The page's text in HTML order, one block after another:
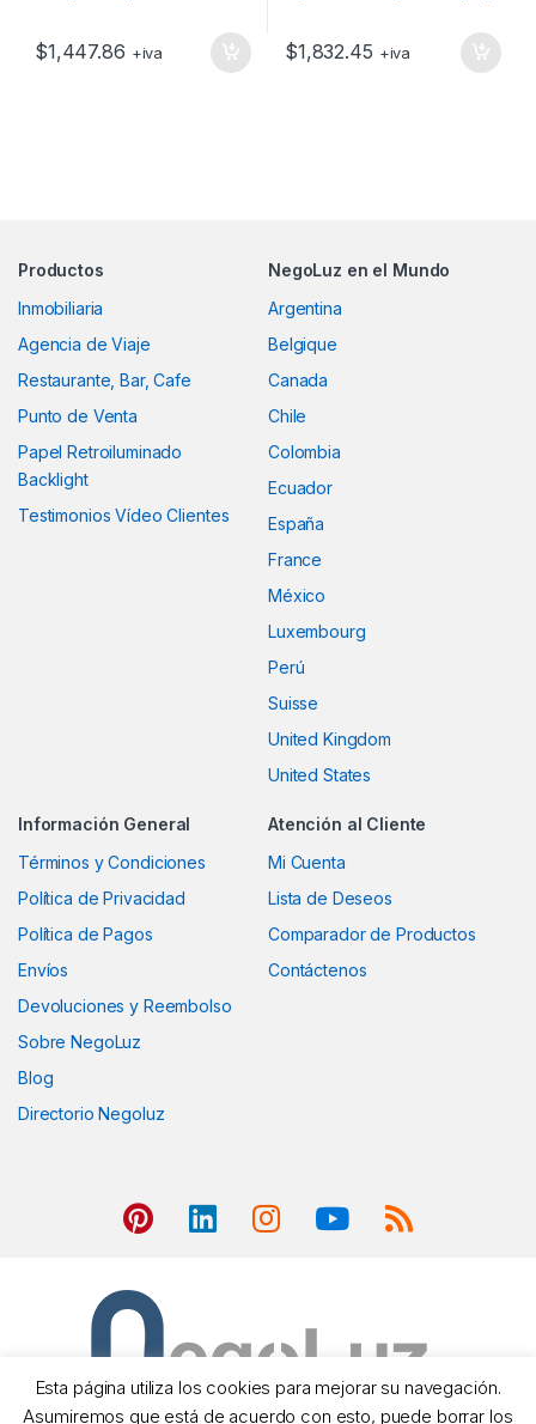
$1,447.86 +iva $1,832.45 +iva
Productos
Inmobiliaria
Agencia de Viaje
Restaurante, Bar, Cafe
Punto de Venta
Papel Retroiluminado
Backlight
Testimonios Vídeo Clientes
NegoLuz en el Mundo
Argentina
Belgique
Canada
Chile
Colombia
Ecuador
España
France
México
Luxembourg
Perú
Suisse
United Kingdom
United States
Información General
Términos y Condiciones
Política de Privacidad
Política de Pagos
Envíos
Devoluciones y Reembolso
Sobre NegoLuz
Blog
Directorio Negoluz
Atención al Cliente
Mi Cuenta
Lista de Deseos
Comparador de Productos
Contáctenos
Esta página utiliza los cookies para mejorar su navegación.
Asumiremos que está de acuerdo con esto, puede borrar los